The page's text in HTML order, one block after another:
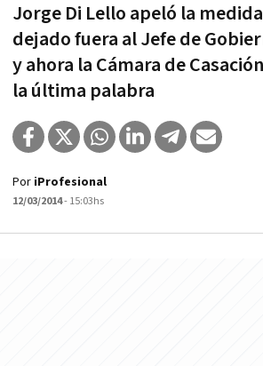
Jorge Di Lello apeló la
dejado fuera al Jefe de
y ahora la Cámara de
la última palabra
Por iProfesional
12/03/2014- 15:03hs